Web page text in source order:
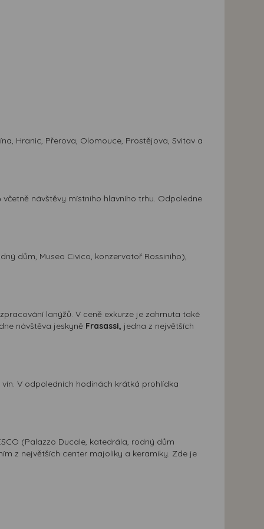
Hranic, Přerova, Olomouce, Prostějova, Svitav a
návštěvy místního hlavního trhu. Odpoledne
dům, Museo Civico, konzervatoř Rossiniho),
lanýžů. V ceně exkurze je zahrnuta také
návštěva jeskyně Frasassi, jedna z největších
V odpoledních hodinách krátká prohlídka
(Palazzo Ducale, katedrála, rodný dům
z největších center majoliky a keramiky. Zde je